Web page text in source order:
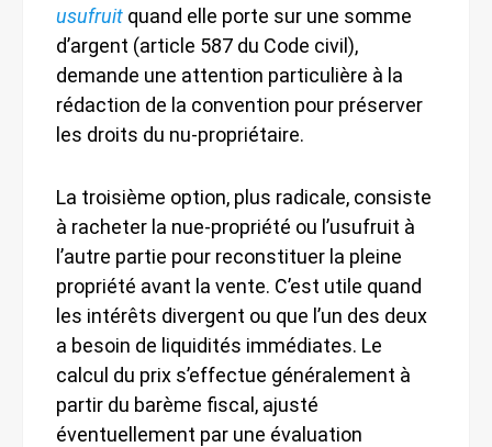
usufruit quand elle porte sur une somme
d’argent (article 587 du Code civil),
demande une attention particulière à la
rédaction de la convention pour préserver
les droits du nu-propriétaire.
La troisième option, plus radicale, consiste
à racheter la nue-propriété ou l’usufruit à
l’autre partie pour reconstituer la pleine
propriété avant la vente. C’est utile quand
les intérêts divergent ou que l’un des deux
a besoin de liquidités immédiates. Le
calcul du prix s’effectue généralement à
partir du barème fiscal, ajusté
éventuellement par une évaluation